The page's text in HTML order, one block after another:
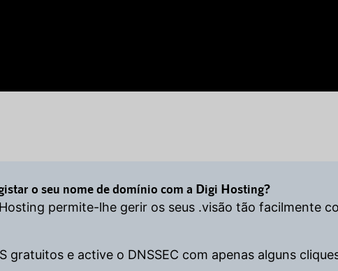
o seu nome de domínio com a Digi Hosting?
permite-lhe gerir os seus .visão tão facilmente
gratuitos e active o DNSSEC com apenas alguns